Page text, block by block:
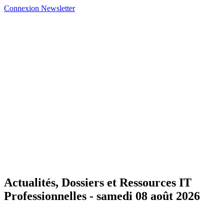
Connexion Newsletter
Actualités, Dossiers et Ressources IT
Professionnelles - samedi 08 août 2026